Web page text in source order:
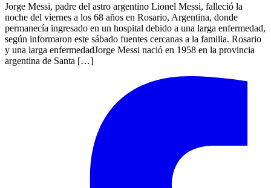
Jorge Messi, padre del astro argentino Lionel Messi, falleció la
noche del viernes a los 68 años en Rosario, Argentina, donde
permanecía ingresado en un hospital debido a una larga enfermedad,
según informaron este sábado fuentes cercanas a la familia. Rosario
y una larga enfermedadJorge Messi nació en 1958 en la provincia
argentina de Santa […]